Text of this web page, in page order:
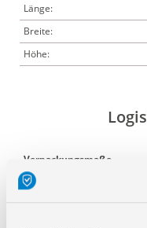
Länge:
Breite:
Höhe:
Verpackungsmaße
Länge